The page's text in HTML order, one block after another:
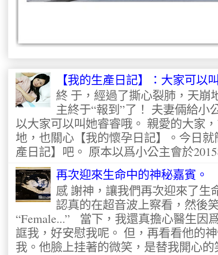
【我的生產日記】：大家可以
終 于，經過了撕心裂肺，天崩
主終于“報到”了！ 夫妻倆給小
以大家可以叫她睿睿哦。 親愛的大家
地，也關心【我的懷孕日記】。今日
產日記】吧。 原本以爲小公主會於
再次迎來生命中的神秘嘉賓。
感 謝神，讓我們再次迎來了生
認真的在超音波上察看，然後
“Female...” 當下，我還真擔心醫生因
誆我，好安慰我呢。 但，再看看他的
我。他臉上挂著的微笑，是替我開心的